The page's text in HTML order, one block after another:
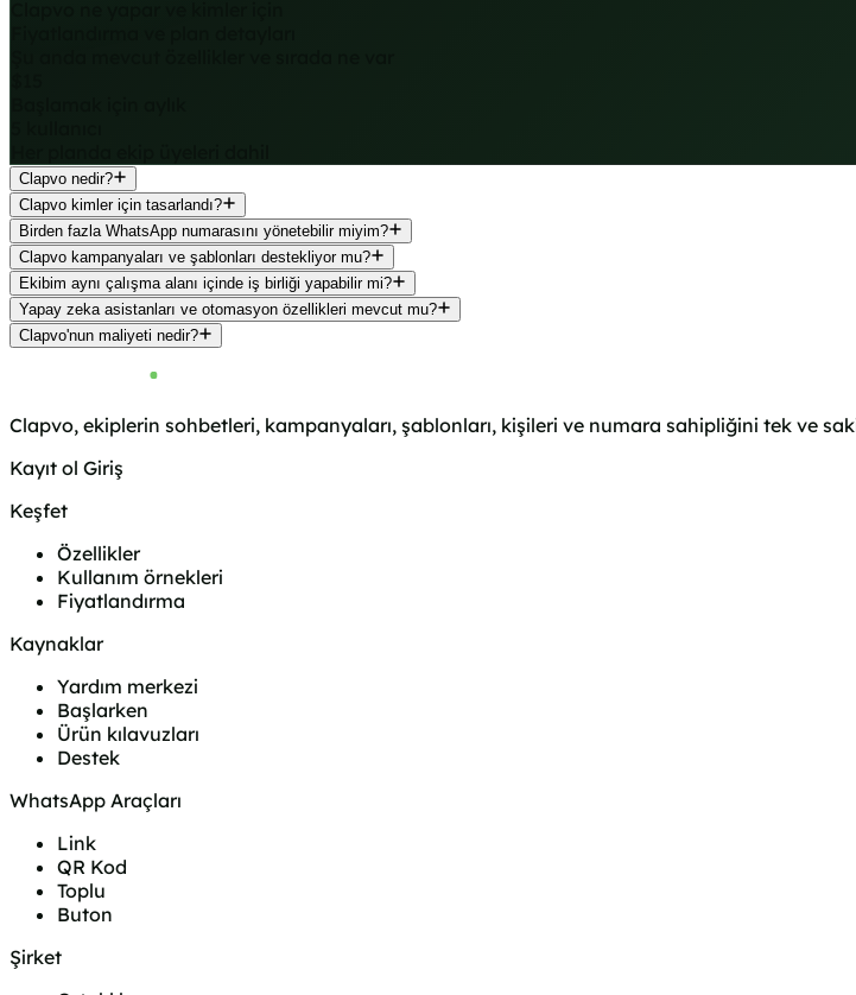
Clapvo nedir?
Clapvo kimler için tasarlandı?
Birden fazla WhatsApp numarasını yönetebilir miyim?
Clapvo kampanyaları ve şablonları destekliyor mu?
Ekibim aynı çalışma alanı içinde iş birliği yapabilir mi?
Yapay zeka asistanları ve otomasyon özellikleri mevcut mu?
Clapvo'nun maliyeti nedir?
Clapvo, ekiplerin sohbetleri, kampanyaları, şablonları, kişileri ve numara sahipliğini tek ve
Kayıt ol Giriş
Keşfet
Özellikler
Kullanım örnekleri
Fiyatlandırma
Kaynaklar
Yardım merkezi
Başlarken
Ürün kılavuzları
Destek
WhatsApp Araçları
Link
QR Kod
Toplu
Buton
Şirket